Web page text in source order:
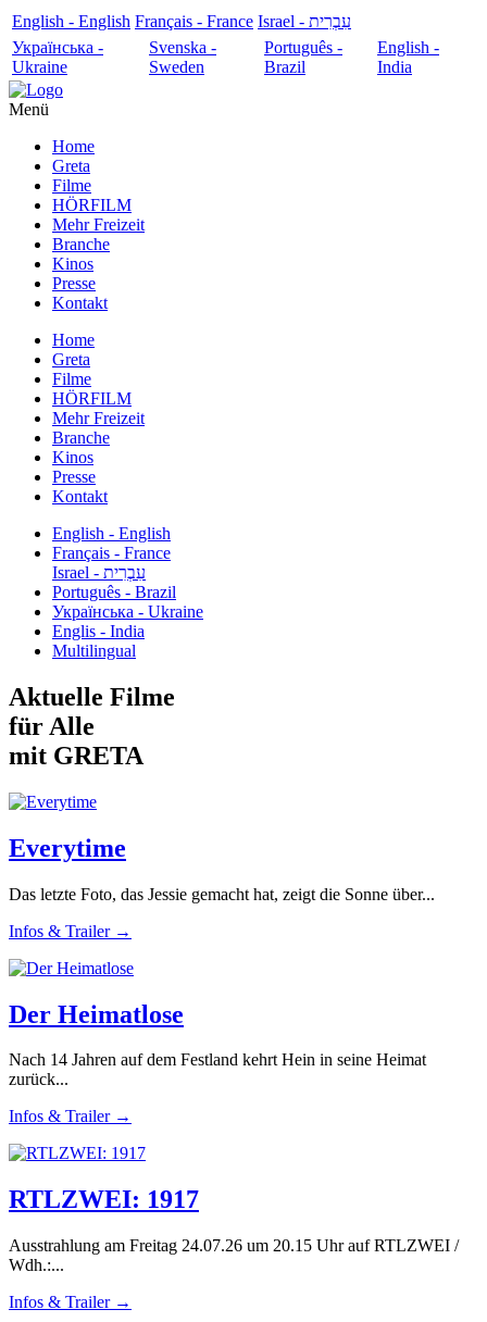
English - English Français - France
עִבְרִית - Israel
Українська -
Ukraine
Svenska -
Sweden
Português -
Brazil
English -
India
Menü
Home
Greta
Filme
HÖRFILM
Mehr Freizeit
Branche
Kinos
Presse
Kontakt
Home
Greta
Filme
HÖRFILM
Mehr Freizeit
Branche
Kinos
Presse
Kontakt
English - English
Français - France
עִבְרִית - Israel
Português - Brazil
Українська - Ukraine
Englis - India
Multilingual
Aktuelle Filme
für Alle
mit GRETA
Everytime
Das letzte Foto, das Jessie gemacht hat, zeigt die Sonne über...
Infos & Trailer →
Der Heimatlose
Nach 14 Jahren auf dem Festland kehrt Hein in seine Heimat
zurück...
Infos & Trailer →
RTLZWEI: 1917
Ausstrahlung am Freitag 24.07.26 um 20.15 Uhr auf RTLZWEI /
Wdh.:...
Infos & Trailer →